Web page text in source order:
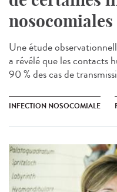
nosocomiales
Une étude
a révélé que les contacts
90 % des cas de
INFECTION NOSOCOMIALE